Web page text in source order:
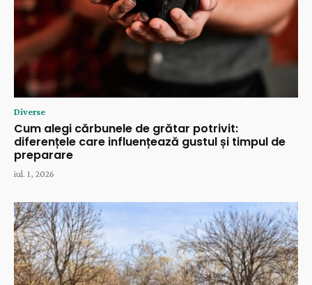
Diverse
Cum alegi cărbunele de grătar potrivit:
diferențele care influențează gustul și timpul de
preparare
iul. 1, 2026